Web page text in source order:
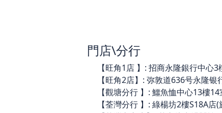
門店\分行
【旺角1店 】: 招商永隆銀行中心
【旺角2店】: 弥敦道636号永隆
【觀塘分行 】: 鱷魚恤中心13樓
【荃灣分行 】: 綠楊坊2樓S18A